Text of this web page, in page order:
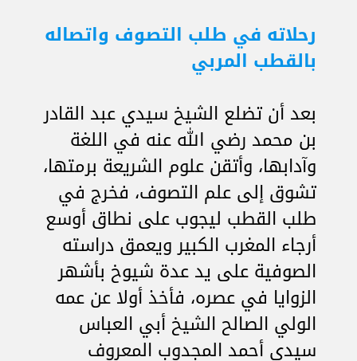
رحلاته في طلب التصوف واتصاله
بالقطب المربي
بعد أن تضلع الشيخ سيدي عبد القادر
بن محمد رضي الله عنه في اللغة
وآدابها، وأتقن علوم الشريعة برمتها،
تشوق إلى علم التصوف، فخرج في
طلب القطب ليجوب على نطاق أوسع
أرجاء المغرب الكبير ويعمق دراسته
الصوفية على يد عدة شيوخ بأشهر
الزوايا في عصره، فأخذ أولا عن عمه
الولي الصالح الشيخ أبي العباس
سيدي أحمد المجدوب المعروف